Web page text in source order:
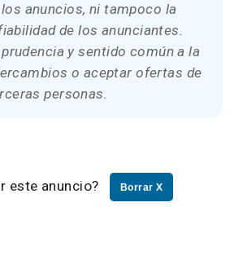
anuncios, ni tampoco la
de los anunciantes.
y sentido común a la
o aceptar ofertas de
personas.
este anuncio? Borrar X